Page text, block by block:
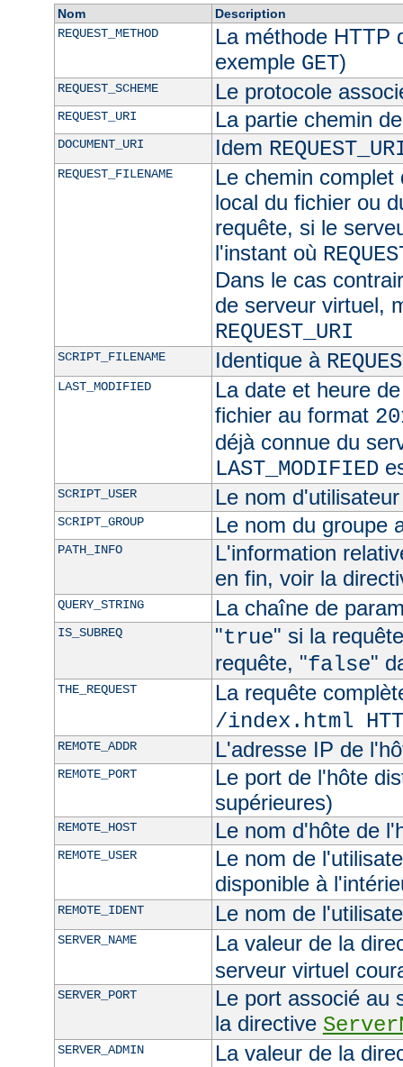
Nom
Description
REQUEST_METHOD
La méthode HTTP
exemple GET)
REQUEST_SCHEME Le protocole
REQUEST_URI La partie chemin
DOCUMENT_URI Idem
REQUEST_FILENAME
Le chemin
local du fichier ou
requête, si le
l'instant où
Dans le cas
de serveur virtuel,
REQUEST_URI
SCRIPT_FILENAME Identique à
LAST_MODIFIED
La date et heure
fichier au format
déjà connue du
LAST_MODIFIED
SCRIPT_USER Le nom
SCRIPT_GROUP Le nom du groupe
PATH_INFO
L'information
en fin, voir la
QUERY_STRING La chaîne de
IS_SUBREQ "true" si la
requête, "false"
THE_REQUEST
La requête
/index.html
REMOTE_ADDR L'adresse IP de
REMOTE_PORT
Le port de l'hôte
supérieures)
REMOTE_HOST Le nom d'hôte de
REMOTE_USER
Le nom de
disponible à
REMOTE_IDENT Le nom de
SERVER_NAME
La valeur de la
serveur virtuel
SERVER_PORT
Le port associé au
la directive
SERVER_ADMIN
La valeur de la